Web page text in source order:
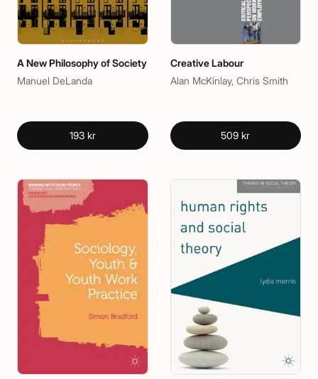
A New Philosophy of Society
Manuel DeLanda
193 kr
Creative Labour
Alan McKinlay, Chris Smith
509 kr